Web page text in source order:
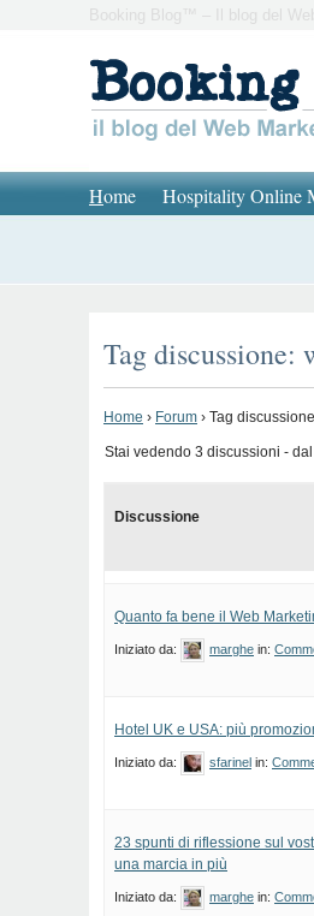
Booking Blog™ – Il blog del
Home Hospitality Online
Tag discussione:
Home › Forum › Tag
Stai vedendo 3 discussioni -
Discussione
Quanto fa bene il Web
Iniziato da: marghe in:
Hotel UK e USA: più
Iniziato da: sfarinel in:
23 spunti di riflessione sul
una marcia in più
Iniziato da: marghe in: